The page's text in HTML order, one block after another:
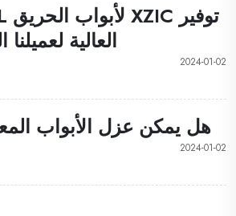
العالية
2024-01-02
هل يمكن عزل الأبواب
2024-01-02